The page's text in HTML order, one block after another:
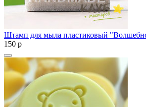
Штамп для мыла пластиковый
150 p